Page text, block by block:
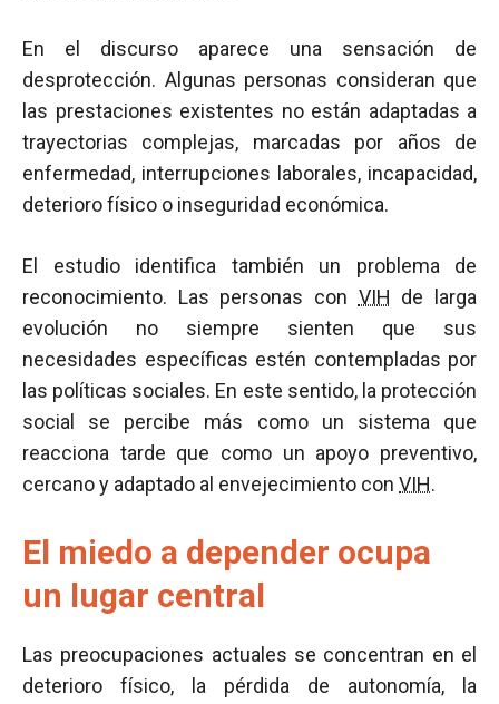
En el discurso aparece una sensación de
desprotección. Algunas personas consideran que
las prestaciones existentes no están adaptadas a
trayectorias complejas, marcadas por años de
enfermedad, interrupciones laborales, incapacidad,
deterioro físico o inseguridad económica.
El estudio identifica también un problema de
reconocimiento. Las personas con VIH de larga
evolución no siempre sienten que sus
necesidades específicas estén contempladas por
las políticas sociales. En este sentido, la protección
social se percibe más como un sistema que
reacciona tarde que como un apoyo preventivo,
cercano y adaptado al envejecimiento con VIH.
El miedo a depender ocupa
un lugar central
Las preocupaciones actuales se concentran en el
deterioro físico, la pérdida de autonomía, la